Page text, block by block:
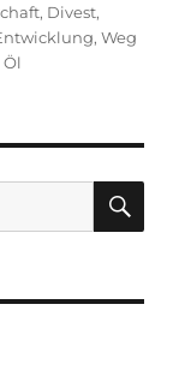
, Divest,
,Weg
Öl